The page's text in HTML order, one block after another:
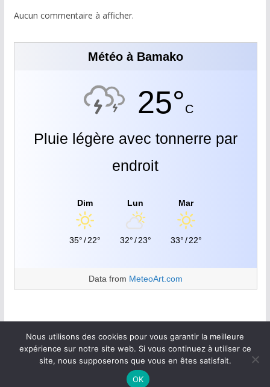
Aucun commentaire à afficher.
Météo à Bamako
25°C
Pluie légère avec tonnerre par
endroit
Dim
35°/22°
Lun
32°/23°
Mar
33°/22°
Data from MeteoArt.com
Copyright © 2026 Walan plus .
Nous utilisons des cookies pour vous garantir la meilleure
expérience sur notre site web. Si vous continuez à utiliser ce
site, nous supposerons que vous en êtes satisfait.
OK